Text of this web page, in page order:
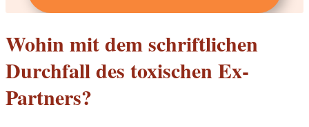
Wohin mit dem schriftlichen
Durchfall des toxischen Ex-
Partners?